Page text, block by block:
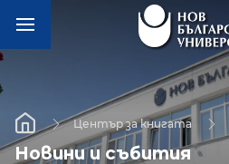
Център за книгата
Новини и събития